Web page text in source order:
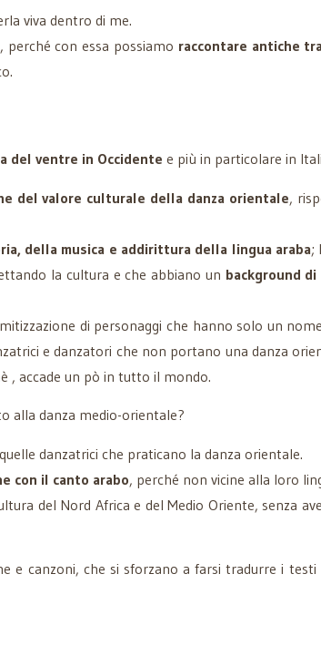
viva dentro di me.
, perché con essa possiamo raccontare antiche
del ventre in Occidente e più in particolare in
del valore culturale della danza orientale,
della musica e addirittura della lingua araba;
la cultura e che abbiano un background
di personaggi che hanno solo un
e danzatori che non portano una danza
, accade un pò in tutto il mondo.
alla danza medio-orientale?
danzatrici che praticano la danza orientale.
con il canto arabo, perché non vicine alla loro
del Nord Africa e del Medio Oriente, senza
e canzoni, che si sforzano a farsi tradurre i